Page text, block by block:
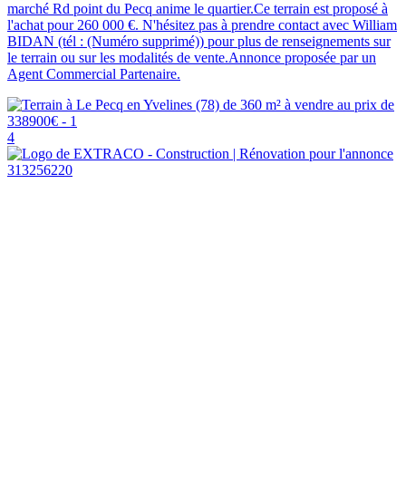
marché Rd point du Pecq anime le quartier.Ce terrain est proposé à
l'achat pour 260 000 €. N'hésitez pas à prendre contact avec William
BIDAN (tél : (Numéro supprimé)) pour plus de renseignements sur
le terrain ou sur les modalités de vente.Annonce proposée par un
Agent Commercial Partenaire.
4